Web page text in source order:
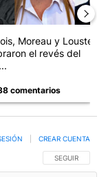
Moreau y Lousteau
el revés del
comentarios
SIGA ESTA
SEGUIR
CREAR CUENTA